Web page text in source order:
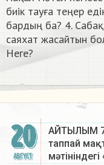
биік тауға теңер
бардың ба? 4.
саяхат жасайтын
Неге?​
20
АВГУСТ
АЙТЫЛЫМ
таппай